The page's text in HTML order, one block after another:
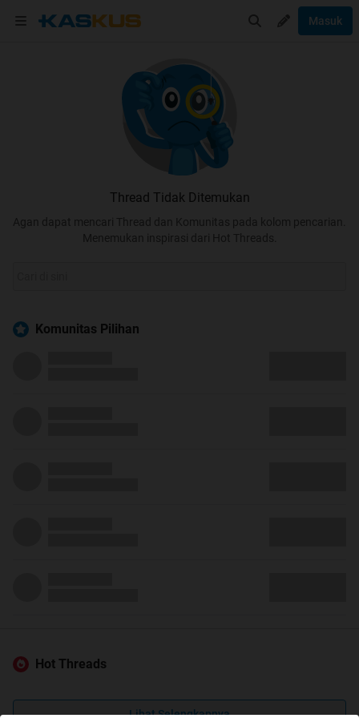
Masuk
Thread Tidak Ditemukan
Agan dapat mencari Thread dan Komunitas pada kolom pencarian.
Menemukan inspirasi dari Hot Threads.
Komunitas Pilihan
Hot Threads
Lihat Selengkapnya